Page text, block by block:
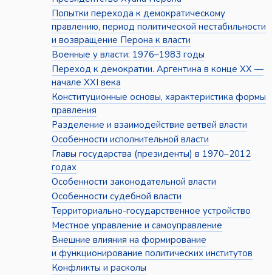
Попытки перехода к демократическому
правлению, период политической нестабильности
и возвращение Перона к власти
Военные у власти: 1976–1983 годы
Переход к демократии. Аргентина в конце XX —
начале XXI века
Конституционные основы, характеристика формы
правления
Разделение и взаимодействие ветвей власти
Особенности исполнительной власти
Главы государства (президенты) в 1970–2012
годах
Особенности законодательной власти
Особенности судебной власти
Территориально-государственное устройство
Местное управление и самоуправление
Внешние влияния на формирование
и функционирование политических институтов
Конфликты и расколы